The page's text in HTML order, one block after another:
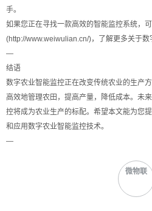
手。
如果您正在寻找一款高效的智能监控系统，
(http://www.weiwulian.cn/)，了解更多关于数
—
结语
数字农业智能监控正在改变传统农业的生产
高效地管理农田，提高产量，降低成本。未
控将成为农业生产的标配。希望本文能为您
和应用数字农业智能监控技术。
—
微物联